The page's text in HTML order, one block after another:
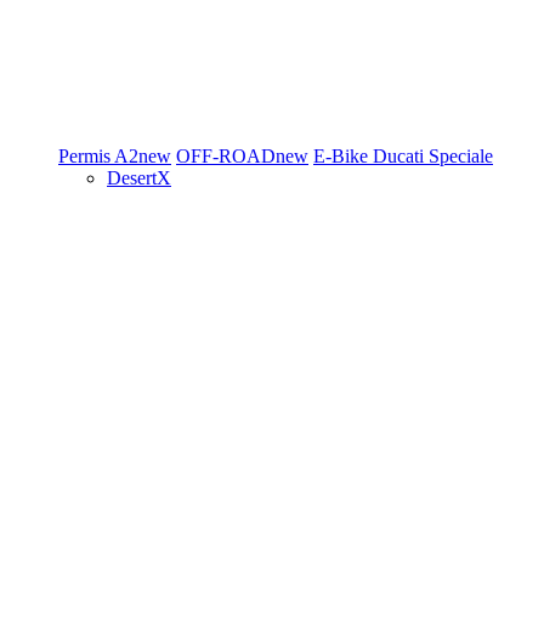
Permis A2new OFF-ROADnew E-Bike Ducati Speciale
DesertX